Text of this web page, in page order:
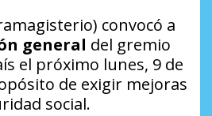
convocó a
general del gremio
el próximo lunes, 9 de
de exigir mejoras
social.